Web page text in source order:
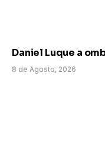
Daniel Luque a
8 de Agosto, 2026